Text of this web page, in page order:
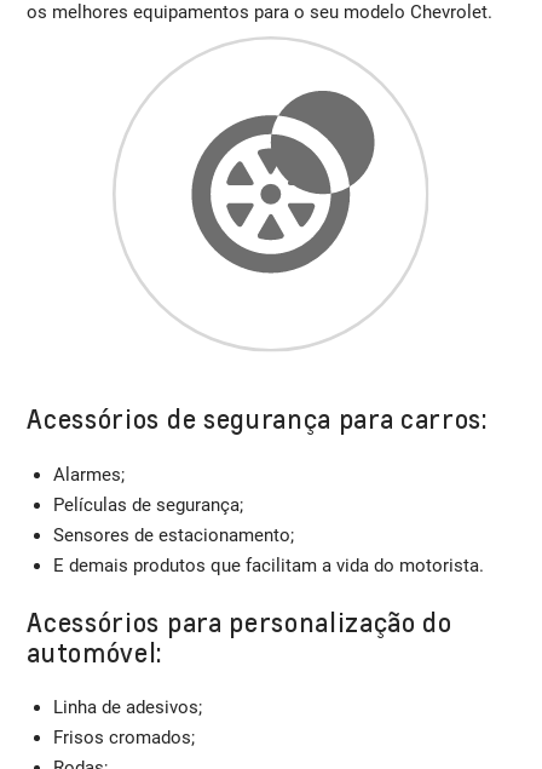
os melhores equipamentos para o seu modelo Chevrolet.
Acessórios de segurança para carros:
Alarmes;
Películas de segurança;
Sensores de estacionamento;
E demais produtos que facilitam a vida do motorista.
Acessórios para personalização do
automóvel:
Linha de adesivos;
Frisos cromados;